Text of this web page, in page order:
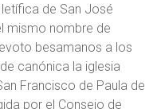
de San José
mismo nombre de
besamanos a los
canónica la iglesia
Francisco de Paula de
por el Consejo de